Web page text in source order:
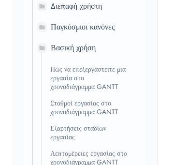
Διεπαφή χρήστη
Παγκόσμιοι κανόνες
Βασική χρήση
Πώς να επεξεργαστείτε μια
εργασία στο
χρονοδιάγραμμα GANTT
Σταθμοί εργασίας στο
χρονοδιάγραμμα GANTT
Εξαρτήσεις σταδίων
εργασίας
Λεπτομέρειες εργασίας στο
χρονοδιάγραμμα GANTT